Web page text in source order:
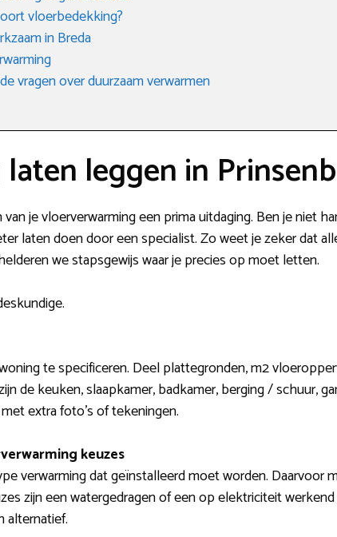
vloerbedekking?
in Breda
vragen over duurzaam verwarmen
leggen in
je vloerverwarming een prima uitdaging. Ben je niet
laten doen door een specialist. Zo weet je zeker dat
we stapsgewijs waar je precies op moet letten.
te specificeren. Deel plattegronden, m2
de keuken, slaapkamer, badkamer, berging / schuur,
extra foto’s of tekeningen.
keuzes
verwarming dat geïnstalleerd moet worden.
zijn een watergedragen of een op elektriciteit
alternatief.